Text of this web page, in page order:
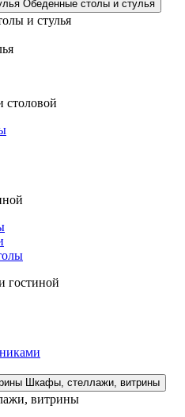
Обеденные столы и стулья
столовой
гостиной
Шкафы, стеллажи, витрины